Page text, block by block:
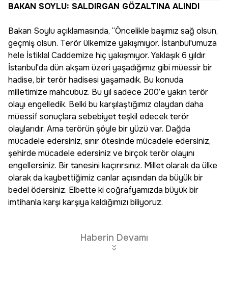
BAKAN SOYLU: SALDIRGAN GÖZALTINA ALINDI
Bakan Soylu açıklamasında, “Öncelikle başımız sağ olsun,
geçmiş olsun. Terör ülkemize yakışmıyor. İstanbul'umuza
hele İstiklal Caddemize hiç yakışmıyor. Yaklaşık 6 yıldır
İstanbul'da dün akşam üzeri yaşadığımız gibi müessir bir
hadise, bir terör hadisesi yaşamadık. Bu konuda
milletimize mahcubuz. Bu yıl sadece 200’e yakın terör
olayı engelledik. Belki bu karşılaştığımız olaydan daha
müessif sonuçlara sebebiyet teşkil edecek terör
olaylarıdır. Ama terörün şöyle bir yüzü var. Dağda
mücadele edersiniz, sınır ötesinde mücadele edersiniz,
şehirde mücadele edersiniz ve birçok terör olayını
engellersiniz. Bir tanesini kaçırırsınız. Millet olarak da ülke
olarak da kaybettiğimiz canlar açısından da büyük bir
bedel ödersiniz. Elbette ki coğrafyamızda büyük bir
imtihanla karşı karşıya kaldığımızı biliyoruz.
Haberin Devamı